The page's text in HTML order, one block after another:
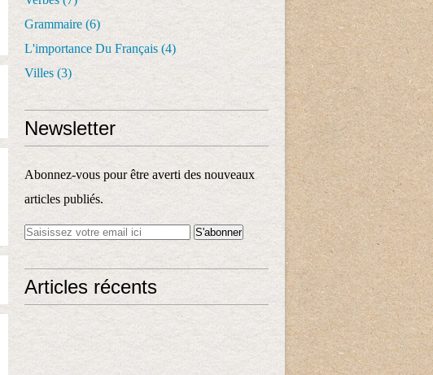
Grammaire (6)
L'importance Du Français (4)
Villes (3)
Newsletter
Abonnez-vous pour être averti des nouveaux
articles publiés.
Articles récents